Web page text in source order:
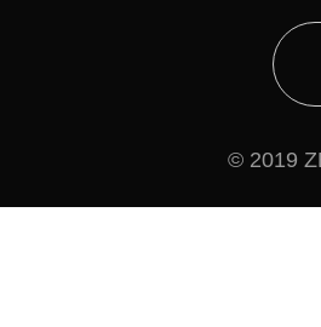
© 2019